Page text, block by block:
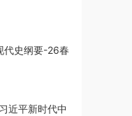
代史纲要-26春
近平新时代中